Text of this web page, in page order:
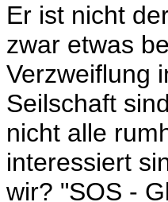
Er ist nicht
zwar etwas
Verzweiflung
Seilschaft
nicht alle
interessiert
wir? "SOS -